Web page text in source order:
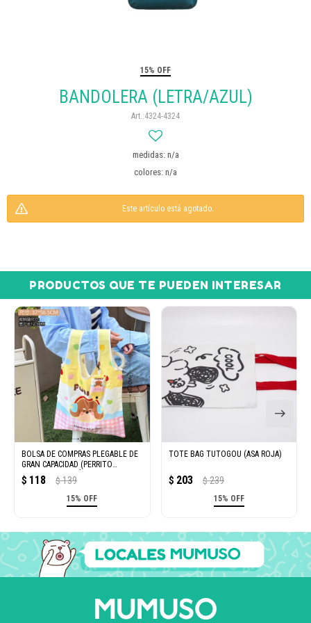
15% OFF
BANDOLERA (LETRA/AZUL)
4324-4324
medidas: n/a
colores: n/a
Este artículo está agotado.
PRODUCTOS QUE TE PUEDEN INTERESAR
BOLSA DE COMPRAS PLEGABLE DE
GRAN CAPACIDAD (PERRITO
ESCUCHANDO MÚSICA)
$ 118 $ 139
15% OFF
TOTE BAG TUTOGOU (ASA ROJA)
$ 203 $ 239
15% OFF